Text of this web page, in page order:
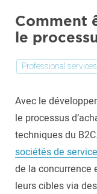
Comment
le
Professional services
Avec le
le processus
techniques du
sociétés de
de la concurrence
leurs cibles via